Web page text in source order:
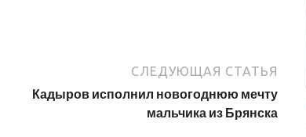
СЛЕДУЮЩАЯ СТАТЬЯ
Кадыров исполнил новогоднюю мечту
мальчика из Брянска